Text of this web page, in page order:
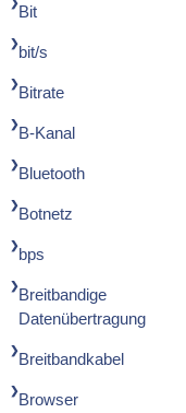
Bit
bit/s
Bitrate
B-Kanal
Bluetooth
Botnetz
bps
Breitbandige
Datenübertragung
Breitbandkabel
Browser